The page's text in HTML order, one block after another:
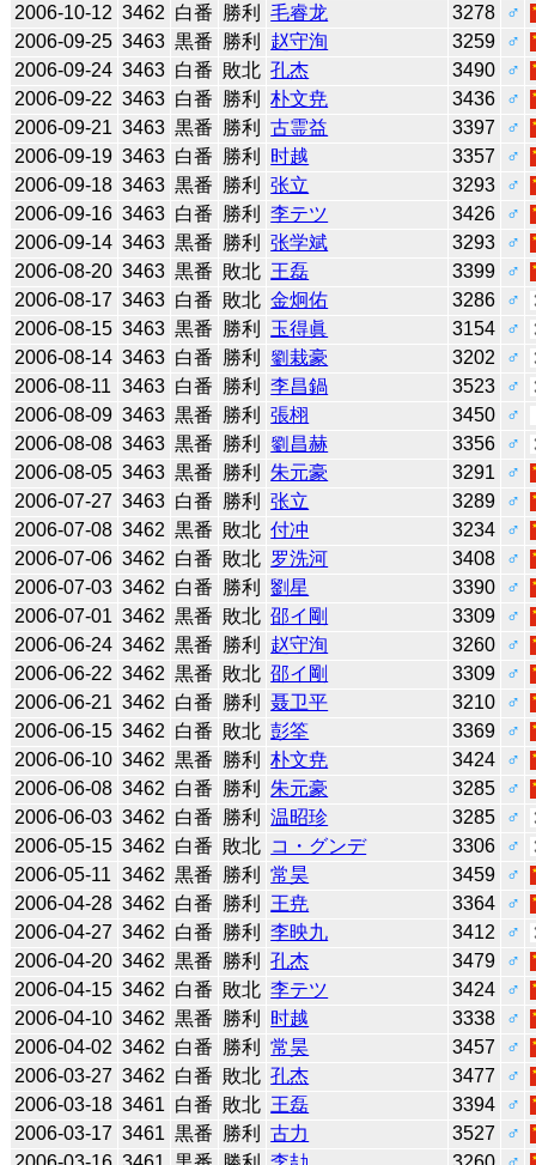
2006-10-12 3462 白番 勝利 毛睿龙 3278
♂
2006-09-25 3463 黒番 勝利 赵守洵 3259
♂
2006-09-24 3463 白番 敗北 孔杰 3490
♂
2006-09-22 3463 白番 勝利 朴文尭 3436
♂
2006-09-21 3463 黒番 勝利 古霊益 3397
♂
2006-09-19 3463 白番 勝利 时越 3357
♂
2006-09-18 3463 黒番 勝利 张立 3293
♂
2006-09-16 3463 白番 勝利 李テツ 3426
♂
2006-09-14 3463 黒番 勝利 张学斌 3293
♂
2006-08-20 3463 黒番 敗北 王磊 3399
♂
2006-08-17 3463 白番 敗北 金炯佑 3286
♂
2006-08-15 3463 黒番 勝利 玉得眞 3154
♂
2006-08-14 3463 白番 勝利 劉栽豪 3202
♂
2006-08-11 3463 白番 勝利 李昌鍋 3523
♂
2006-08-09 3463 黒番 勝利 張栩 3450
♂
2006-08-08 3463 黒番 勝利 劉昌赫 3356
♂
2006-08-05 3463 黒番 勝利 朱元豪 3291
♂
2006-07-27 3463 白番 勝利 张立 3289
♂
2006-07-08 3462 黒番 敗北 付冲 3234
♂
2006-07-06 3462 白番 敗北 罗洗河 3408
♂
2006-07-03 3462 白番 勝利 劉星 3390
♂
2006-07-01 3462 黒番 敗北 邵イ剛 3309
♂
2006-06-24 3462 黒番 勝利 赵守洵 3260
♂
2006-06-22 3462 黒番 敗北 邵イ剛 3309
♂
2006-06-21 3462 白番 勝利 聂卫平 3210
♂
2006-06-15 3462 白番 敗北 彭筌 3369
♂
2006-06-10 3462 黒番 勝利 朴文尭 3424
♂
2006-06-08 3462 白番 勝利 朱元豪 3285
♂
2006-06-03 3462 白番 勝利 温昭珍 3285
♂
2006-05-15 3462 白番 敗北 コ・グンデ 3306
♂
2006-05-11 3462 黒番 勝利 常昊 3459
♂
2006-04-28 3462 白番 勝利 王尭 3364
♂
2006-04-27 3462 白番 勝利 李映九 3412
♂
2006-04-20 3462 黒番 勝利 孔杰 3479
♂
2006-04-15 3462 白番 敗北 李テツ 3424
♂
2006-04-10 3462 黒番 勝利 时越 3338
♂
2006-04-02 3462 白番 勝利 常昊 3457
♂
2006-03-27 3462 白番 敗北 孔杰 3477
♂
2006-03-18 3461 白番 敗北 王磊 3394
♂
2006-03-17 3461 黒番 勝利 古力 3527
♂